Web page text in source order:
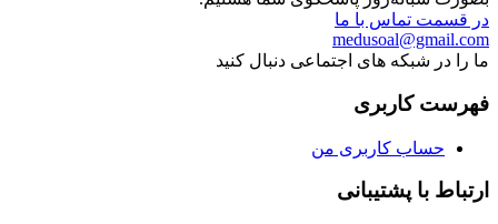
در قسمت تماس با ما
medusoal@gmail.com
ما را در شبکه های اجتماعی دنبال کنید
فهرست کاربری
حساب کاربری من
ارتباط با پشتیبانی